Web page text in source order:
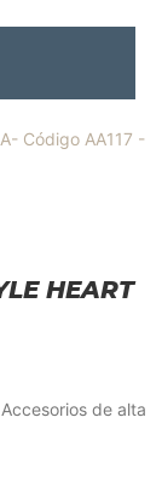
HEART
de alta